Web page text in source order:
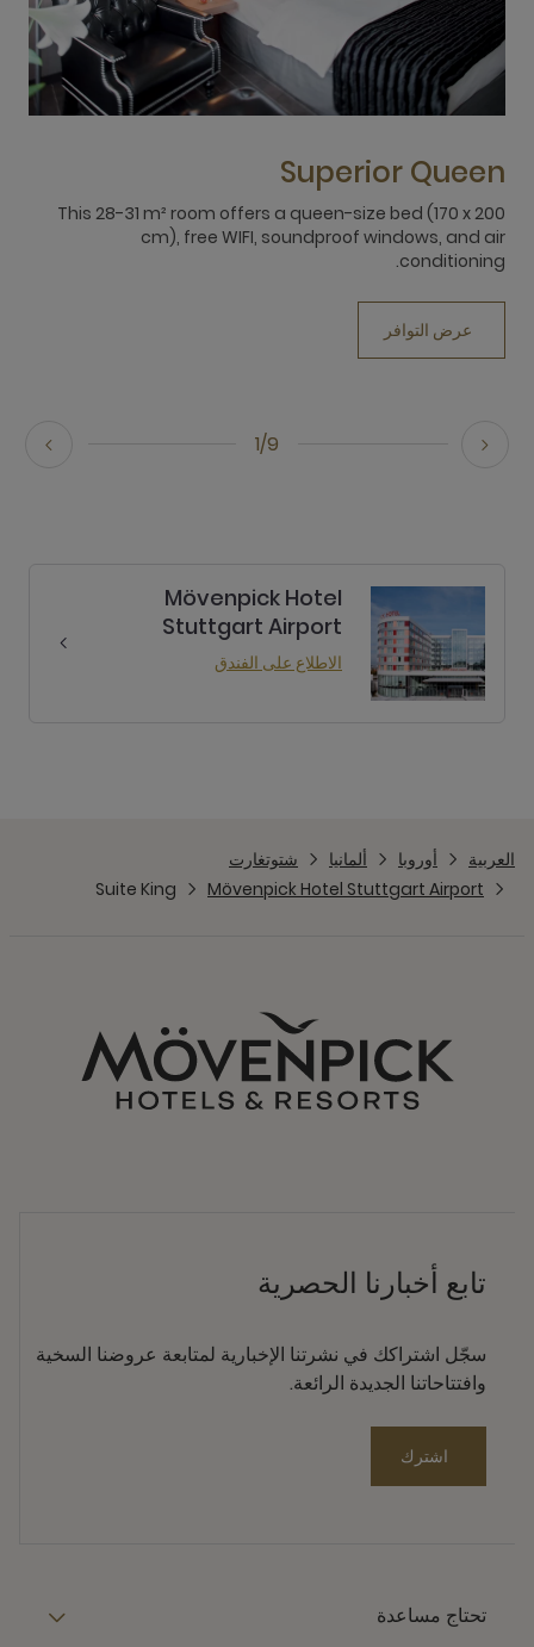
1/9
Superior Queen
This 28-31 m² room offers a queen-size bed (170 x 200
cm), free WIFI, soundproof windows, and air
conditioning.
عرض التوافر
Mövenpick Hotel
Stuttgart Airport
الاطلاع على الفندق
العربية أوروبا ألمانيا
شتوتغارت
Mövenpick Hotel Stuttgart Airport
Suite King
تابع أخبارنا الحصرية
سجّل اشتراكك في نشرتنا الإخبارية لمتابعة عروضنا السخية
وافتتاحاتنا الجديدة الرائعة.
اشترك
تحتاج مساعدة